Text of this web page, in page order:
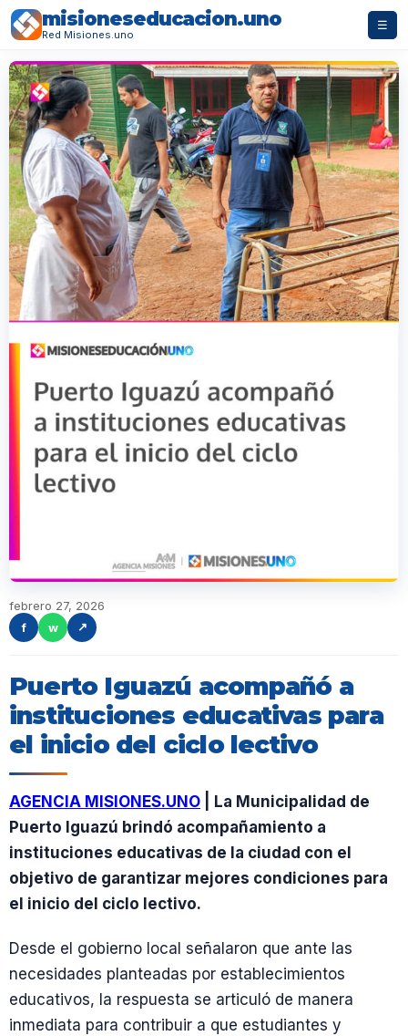
misioneseducacion.uno
Red Misiones.uno
☰
febrero 27, 2026
f
w ↗
Puerto Iguazú acompañó a
instituciones educativas para
el inicio del ciclo lectivo
AGENCIA MISIONES.UNO | La Municipalidad de
Puerto Iguazú brindó acompañamiento a
instituciones educativas de la ciudad con el
objetivo de garantizar mejores condiciones para
el inicio del ciclo lectivo.
Desde el gobierno local señalaron que ante las
necesidades planteadas por establecimientos
educativos, la respuesta se articuló de manera
inmediata para contribuir a que estudiantes y